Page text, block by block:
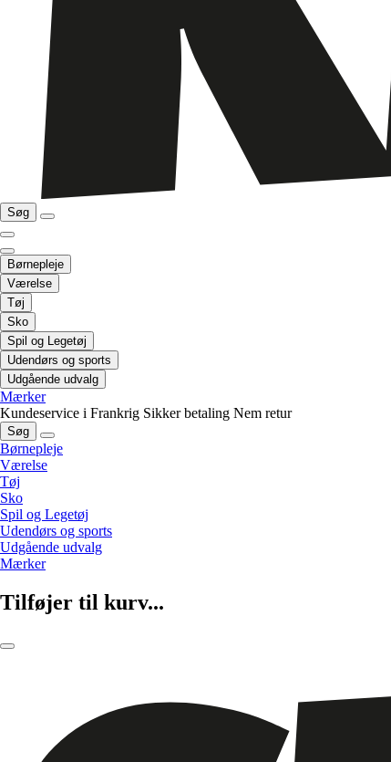
Søg
Børnepleje
Værelse
Tøj
Sko
Spil og Legetøj
Udendørs og sports
Udgående udvalg
Mærker
Kundeservice i Frankrig Sikker betaling Nem retur
Søg
Børnepleje
Værelse
Tøj
Sko
Spil og Legetøj
Udendørs og sports
Udgående udvalg
Mærker
Tilføjer til kurv...